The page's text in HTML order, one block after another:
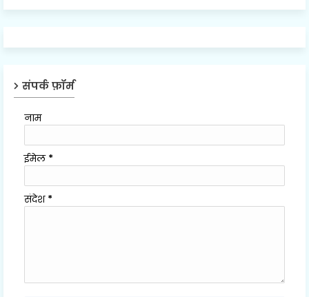
संपर्क फ़ॉर्म
नाम
ईमेल *
संदेश *